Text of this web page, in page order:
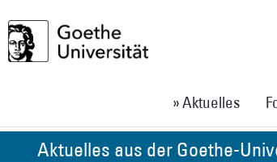
» Aktuelles
Aktuelles aus der Goethe-